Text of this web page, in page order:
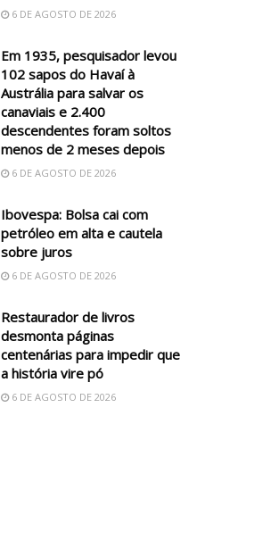
6 DE AGOSTO DE 2026
Em 1935, pesquisador levou
102 sapos do Havaí à
Austrália para salvar os
canaviais e 2.400
descendentes foram soltos
menos de 2 meses depois
6 DE AGOSTO DE 2026
Ibovespa: Bolsa cai com
petróleo em alta e cautela
sobre juros
6 DE AGOSTO DE 2026
Restaurador de livros
desmonta páginas
centenárias para impedir que
a história vire pó
6 DE AGOSTO DE 2026